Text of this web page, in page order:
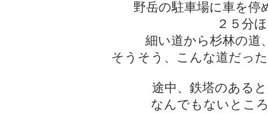
野岳の駐車場に車を停
２５分
細い道から杉林の道
そうそう、こんな道だっ
途中、鉄塔のある
なんでもないとこ